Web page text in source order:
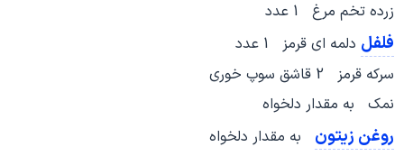
زرده تخم مرغ 1 عدد
فلفل دلمه ای قرمز 1 عدد
سرکه قرمز 2 قاشق سوپ خوری
نمک به مقدار دلخواه
روغن زیتون به مقدار دلخواه